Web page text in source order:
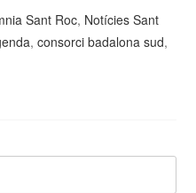
Sant Roc, Notícies Sant
,consorci badalona sud,